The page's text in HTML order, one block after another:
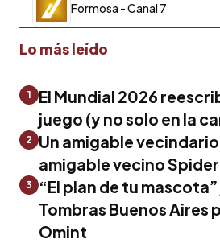
Formosa - Canal 7
Lo más leído
1
El Mundial 2026
juego (y no solo en la
2
Un amigable
amigable vecino
3
“El plan de tu
Tombras Buenos Aires
Omint